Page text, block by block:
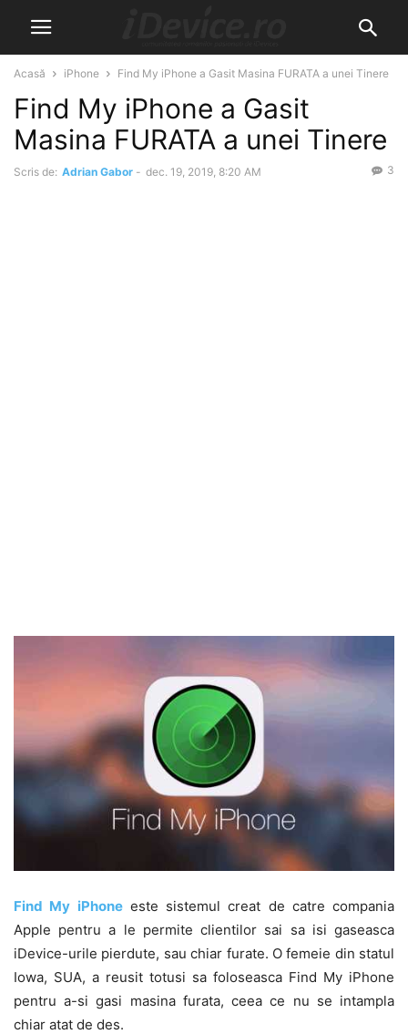
Acasă iPhone Find My iPhone a Gasit Masina FURATA a unei Tinere
Find My iPhone a Gasit
Masina FURATA a unei Tinere
Scris de: Adrian Gabor - dec. 19, 2019, 8:20 AM 3
Find My iPhoneeste sistemul creat de catre compania
Apple pentru a le permite clientilor sai sa isi gaseasca
iDevice-urile pierdute, sau chiar furate. O femeie din statul
Iowa, SUA, a reusit totusi sa foloseasca Find My iPhone
pentru a-si gasi masina furata, ceea ce nu se intampla
chiar atat de des.